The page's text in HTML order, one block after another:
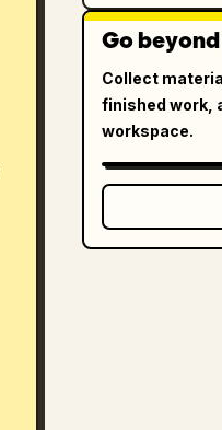
Go
Collect
finished work,
workspace.